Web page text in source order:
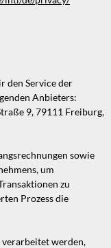
den Service der
Anbieters:
9, 79111 Freiburg,
sowie
um
zu
Prozess die
verarbeitet werden,